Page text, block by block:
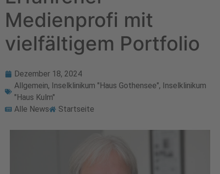
Medienprofi mit
vielfältigem Portfolio
Dezember 18, 2024
Allgemein, Inselklinikum "Haus Gothensee", Inselklinikum
"Haus Kulm"
Alle News
Startseite